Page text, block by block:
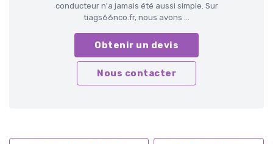
conducteur n'a jamais été aussi simple. Sur
tiags66nco.fr, nous avons ...
Obtenir un devis
Nous contacter